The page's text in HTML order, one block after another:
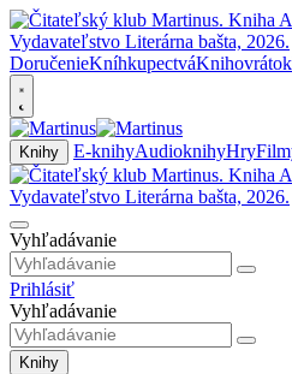
DoručenieKníhkupectváKnihovrátok
Knihy E-knihyAudioknihyHry
Vyhľadávanie
Prihlásiť
Vyhľadávanie
Knihy